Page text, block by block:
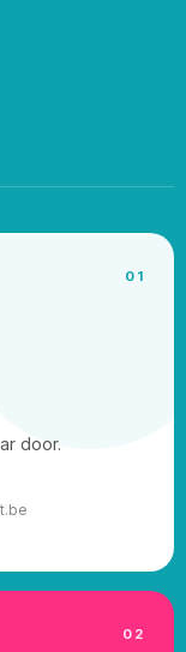
01
door.
02